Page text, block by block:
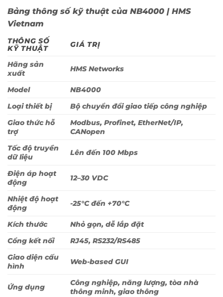
Bảng thông số kỹ thuật của NB4000 | HMS
Vietnam
THÔNG SỐ
KỸ THUẬT
GIÁ TRỊ
Hãng sản
xuất
HMS Networks
Model
NB4000
Loại thiết bị
Bộ chuyển đổi giao tiếp công nghiệp
Giao thức hỗ
trợ
Modbus, Profinet, EtherNet/IP,
CANopen
Tốc độ truyền
dữ liệu
Lên đến 100 Mbps
Điện áp hoạt
động
12–30 VDC
Nhiệt độ hoạt
động
-25°C đến +70°C
Kích thước
Nhỏ gọn, dễ lắp đặt
Cổng kết nối
RJ45, RS232/RS485
Giao diện cấu
hình
Web-based GUI
Ứng dụng
Công nghiệp, năng lượng, tòa nhà
thông minh, giao thông